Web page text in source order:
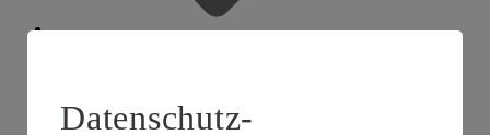
Datenschutz-